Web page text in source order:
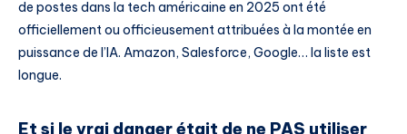
de postes dans la tech américaine en 2025 ont été
officiellement ou officieusement attribuées à la montée en
puissance de l’IA. Amazon, Salesforce, Google… la liste est
longue.
Et si le vrai danger était de ne PAS utiliser